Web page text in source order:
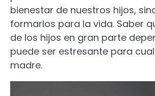
bienestar de nuestros hijos,
formarlos para la vida. Saber
de los hijos en gran parte
puede ser estresante para
madre.